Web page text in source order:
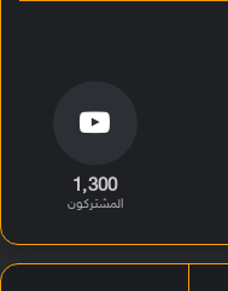
1٬300
المشتركون